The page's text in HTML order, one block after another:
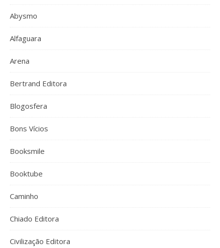
Abysmo
Alfaguara
Arena
Bertrand Editora
Blogosfera
Bons Vícios
Booksmile
Booktube
Caminho
Chiado Editora
Civilização Editora